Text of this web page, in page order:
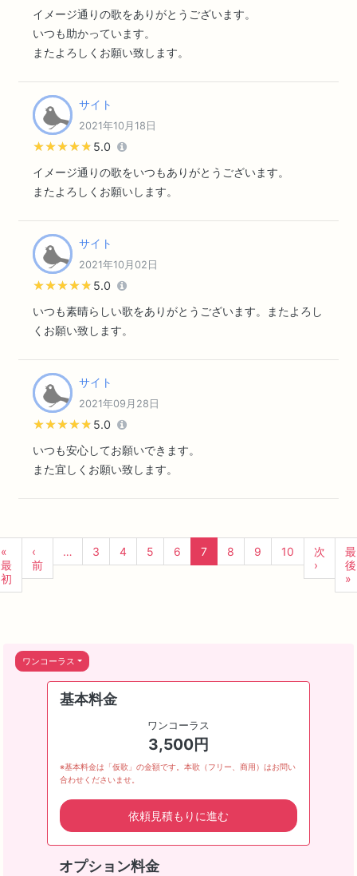
イメージ通りの歌をありがとうございます。
いつも助かっています。
またよろしくお願い致します。
サイト
2021年10月18日
★★★★★
★★★★★ 5.0
イメージ通りの歌をいつもありがとうございます。
またよろしくお願いします。
サイト
2021年10月02日
★★★★★
★★★★★ 5.0
いつも素晴らしい歌をありがとうございます。またよろし
くお願い致します。
サイト
2021年09月28日
★★★★★
★★★★★ 5.0
いつも安心してお願いできます。
また宜しくお願い致します。
«
最
初
‹
前
… 3 4 5 6 7 8 9 10
次
›
最
後
»
ワンコーラス
基本料金
ワンコーラス
3,500円
※基本料金は「仮歌」の金額です。本歌（フリー、商用）はお問い
合わせくださいませ。
依頼見積もりに進む
オプション料金